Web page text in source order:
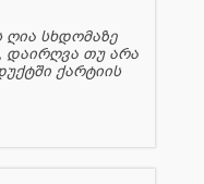
ღია სხდომაზე
დაირღვა თუ არა
ქარტიის